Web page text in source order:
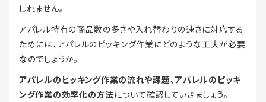
しれません。
アパレル特有の商品数の多さや入れ替わりの速さに対応する
ためには、アパレルのピッキング作業にどのような工夫が必要
なのでしょうか。
アパレルのピッキング作業の流れや課題、アパレルのピッキ
ング作業の効率化の方法について確認していきましょう。